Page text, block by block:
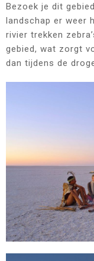
Bezoek je dit
landschap er weer
rivier trekken
gebied, wat zorgt
dan tijdens de